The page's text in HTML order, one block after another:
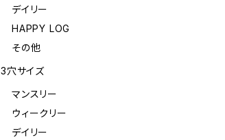
デイリー
HAPPY LOG
その他
3穴サイズ
マンスリー
ウィークリー
デイリー